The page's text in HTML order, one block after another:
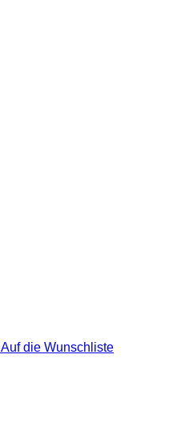
Auf die Wunschliste